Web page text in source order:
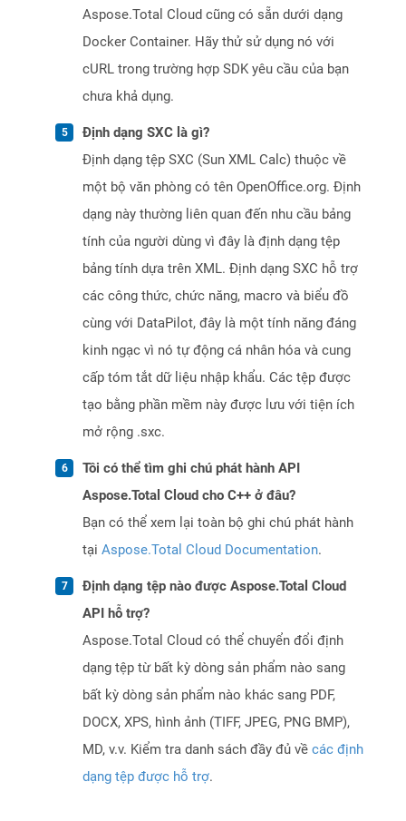
Aspose.Total Cloud cũng có sẵn dưới dạng
Docker Container. Hãy thử sử dụng nó với
cURL trong trường hợp SDK yêu cầu của bạn
chưa khả dụng.
Định dạng SXC là gì?
Định dạng tệp SXC (Sun XML Calc) thuộc về
một bộ văn phòng có tên OpenOffice.org. Định
dạng này thường liên quan đến nhu cầu bảng
tính của người dùng vì đây là định dạng tệp
bảng tính dựa trên XML. Định dạng SXC hỗ trợ
các công thức, chức năng, macro và biểu đồ
cùng với DataPilot, đây là một tính năng đáng
kinh ngạc vì nó tự động cá nhân hóa và cung
cấp tóm tắt dữ liệu nhập khẩu. Các tệp được
tạo bằng phần mềm này được lưu với tiện ích
mở rộng .sxc.
Tôi có thể tìm ghi chú phát hành API
Aspose.Total Cloud cho C++ ở đâu?
Bạn có thể xem lại toàn bộ ghi chú phát hành
tại Aspose.Total Cloud Documentation.
Định dạng tệp nào được Aspose.Total Cloud
API hỗ trợ?
Aspose.Total Cloud có thể chuyển đổi định
dạng tệp từ bất kỳ dòng sản phẩm nào sang
bất kỳ dòng sản phẩm nào khác sang PDF,
DOCX, XPS, hình ảnh (TIFF, JPEG, PNG BMP),
MD, v.v. Kiểm tra danh sách đầy đủ về các định
dạng tệp được hỗ trợ.